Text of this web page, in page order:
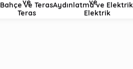
Bahçe ve TerasAydınlatma ve Elektrik